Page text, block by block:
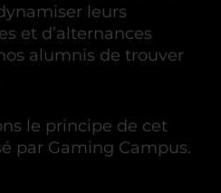
leurs
et d’alternances
alumnis de trouver
le principe de cet
par Gaming Campus.